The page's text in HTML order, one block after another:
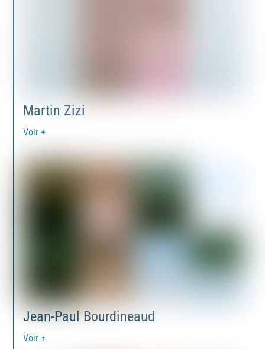
Martin Zizi
Voir +
Jean-Paul Bourdineaud
Voir +